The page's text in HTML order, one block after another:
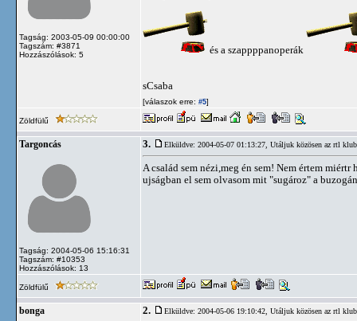
Tagság: 2003-05-09 00:00:00
Tagszám: #3871
Hozzászólások: 5
és a szappppanoperák
sCsaba
[válaszok erre: #5]
Zöldfülű
Targoncás
Tagság: 2004-05-06 15:16:31
Tagszám: #10353
Hozzászólások: 13
3. Elküldve: 2004-05-07 01:13:27, Utáljuk közösen az rtl
A család sem nézi,meg én sem! Nem értem
ujságban el sem olvasom mit "sugároz" a
Zöldfülű
bonga 2. Elküldve: 2004-05-06 19:10:42, Utáljuk közösen az rtl